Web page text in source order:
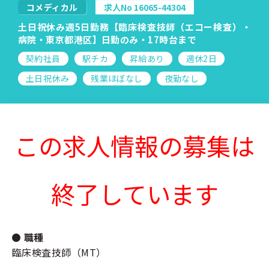
求人閲覧履歴 新着求人一覧
マイキャリア
最近利用した検索条件
SEARCH CONDITION
検索履歴はありません。
資格 指定なし
給与
変更 時給：金額を選択
施設形態 指定なし
こだわり 指定なし
コメディカル 求人No 16065-44304
土日祝休み週5日勤務【臨床検査技師（エコー検査）・
病院・東京都港区】日勤のみ・17時台まで
契約社員 駅チカ 昇給あり
週休2日
土日祝休み
残業ほぼなし 夜勤なし
この求人情報の募集は
終了しています
職種
臨床検査技師（MT）